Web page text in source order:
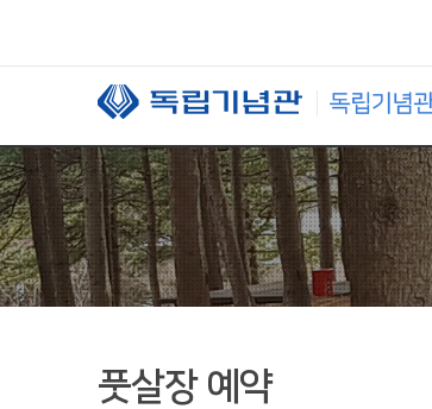
풋살장 예약